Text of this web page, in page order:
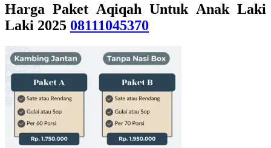
Harga Paket Aqiqah Untuk Anak Laki
Laki 2025 08111045370